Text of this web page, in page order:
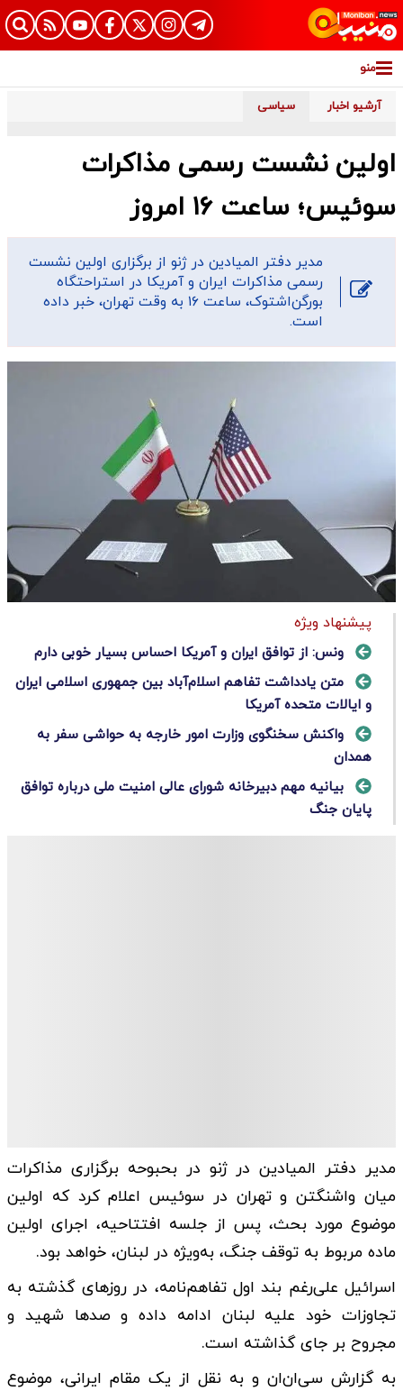
منو
آرشیو اخبار سیاسی
اولین نشست رسمی مذاکرات
سوئیس؛ ساعت ۱۶ امروز
مدیر دفتر المیادین در ژنو از برگزاری اولین نشست
رسمی مذاکرات ایران و آمریکا در استراحتگاه
بورگن‌اشتوک، ساعت ۱۶ به وقت تهران، خبر داده
است.
پیشنهاد ویژه
ونس: از توافق ایران و آمریکا احساس بسیار خوبی دارم
متن یادداشت تفاهم اسلام‌آباد بین جمهوری اسلامی ایران
و ایالات متحده آمریکا
واکنش سخنگوی وزارت امور خارجه به حواشی سفر به
همدان
بیانیه مهم دبیرخانه شورای عالی امنیت ملی درباره توافق
پایان جنگ
مدیر دفتر المیادین در ژنو در بحبوحه برگزاری مذاکرات
میان واشنگتن و تهران در سوئیس اعلام کرد که اولین
موضوع مورد بحث، پس از جلسه افتتاحیه، اجرای اولین
ماده مربوط به توقف جنگ، به‌ویژه در لبنان، خواهد بود.
اسرائیل علی‌رغم بند اول تفاهم‌نامه، در روزهای گذشته به
تجاوزات خود علیه لبنان ادامه داده و صدها شهید و
مجروح بر جای گذاشته است.
به گزارش سی‌ان‌ان و به نقل از یک مقام ایرانی، موضوع